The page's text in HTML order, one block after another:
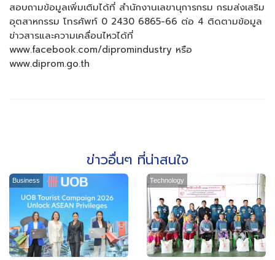
สอบถามข้อมูลเพิ่มเติมได้ที่ สำนักงานเลขานุการกรม กรมส่งเสริม
อุตสาหกรรม โทรศัพท์ 0 2430 6865-66 ต่อ 4 ติดตามข้อมูล
ข่าวสารและความเคลื่อนไหวได้ที่
www.facebook.com/dipromindustry หรือ
www.diprom.go.th
ข่าวอื่นๆ ที่น่าสนใจ
Business Technology